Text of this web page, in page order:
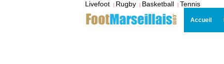
Livefoot | Rugby | Basketball | Tennis
Accueil